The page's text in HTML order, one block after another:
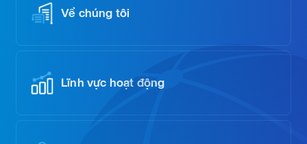
Về chúng tôi
Lĩnh vực hoạt động